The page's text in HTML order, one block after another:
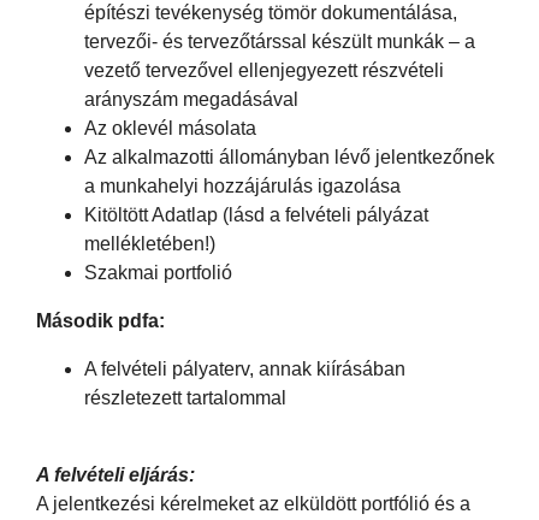
építészi tevékenység tömör dokumentálása,
tervezői- és tervezőtárssal készült munkák – a
vezető tervezővel ellenjegyezett részvételi
arányszám megadásával
Az oklevél másolata
Az alkalmazotti állományban lévő jelentkezőnek
a munkahelyi hozzájárulás igazolása
Kitöltött Adatlap (lásd a felvételi pályázat
mellékletében!)
Szakmai portfolió
Második pdfa:
A felvételi pályaterv, annak kiírásában
részletezett tartalommal
A felvételi eljárás:
A jelentkezési kérelmeket az elküldött portfólió és a